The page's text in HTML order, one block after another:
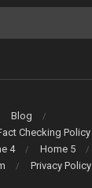
Blog
Checking Policy
4 Home 5
Privacy Policy